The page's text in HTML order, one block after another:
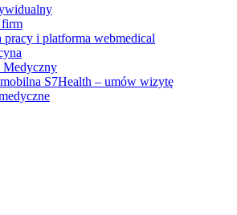
firm
pracy i platforma webmedical
Medyczny
S7Health – umów wizytę